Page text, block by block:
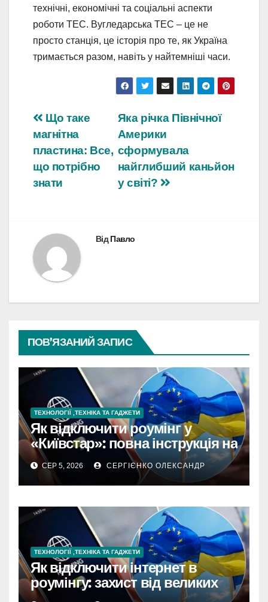
технічні, економічні та соціальні аспекти
роботи ТЕС. Вугледарська ТЕС – це не
просто станція, це історія про те, як Україна
тримається разом, навіть у найтемніші часи.
Навігація
записів
Яка річка Північної
Америки
сформувала
найглибший каньйон
у світі?
Що таке
магнітна
пластина: Все,
що потрібно
знати
ВідПавло
ПОВ’ЯЗАНИЙ ЗАПИС
ТЕХНОЛОГІЇ ,ТЕХНІКА ТА ГАДЖЕТИ
Як відключити роумінг у
«Київстар»: повна інструкція на
2026 рік
СЕР 5, 2026 СЕРГІЄНКО ОЛЕКСАНДР
ТЕХНОЛОГІЇ ,ТЕХНІКА ТА ГАДЖЕТИ
Як відключити інтернет в
роумінгу: захист від великих
рахунків